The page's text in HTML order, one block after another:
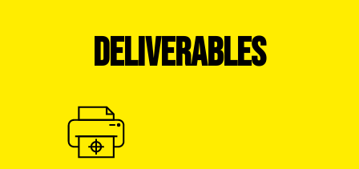
DELIVERABLES